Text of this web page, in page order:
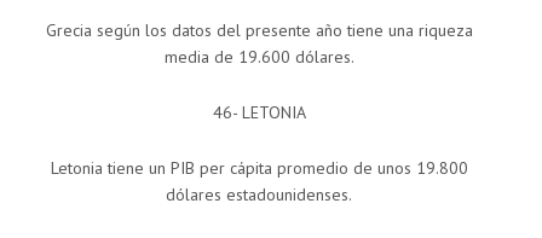
Grecia según los datos del presente año tiene una riqueza
media de 19.600 dólares.
46- LETONIA
Letonia tiene un PIB per cápita promedio de unos 19.800
dólares estadounidenses.